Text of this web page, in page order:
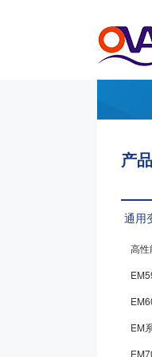
产
通用
高性
EM